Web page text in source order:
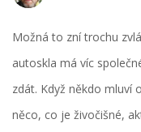
Možná to zní trochu
autoskla má víc
zdát. Když někdo mluví
něco, co je živočišné,